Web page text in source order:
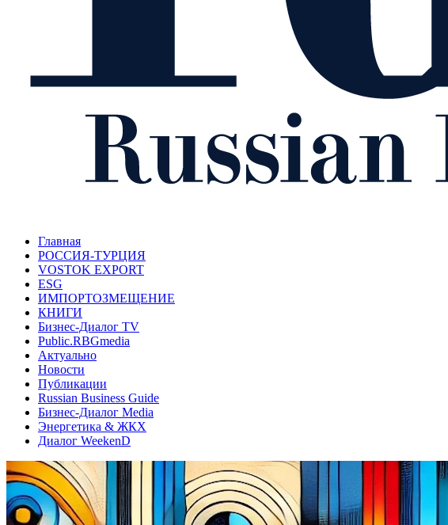
Главная
РОССИЯ-ТУРЦИЯ
VOSTOK EXPORT
ESG
ИМПОРТОЗМЕЩЕНИЕ
КНИГИ
Бизнес-Диалог TV
Public.RBGmedia
Актуально
Новости
Публикации
Russian Business Guide
Бизнес-Диалог Media
Энергетика & ЖКХ
Диалог WeekenD